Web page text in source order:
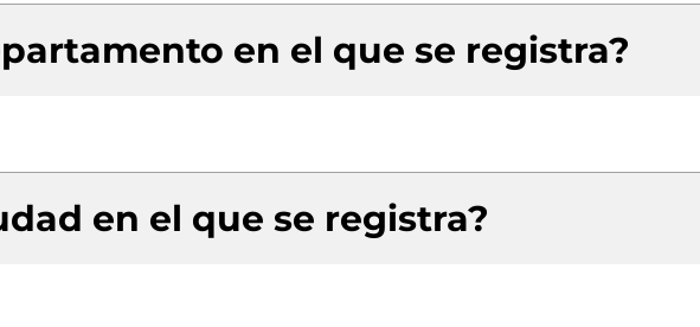
en el que se registra?
en el que se registra?